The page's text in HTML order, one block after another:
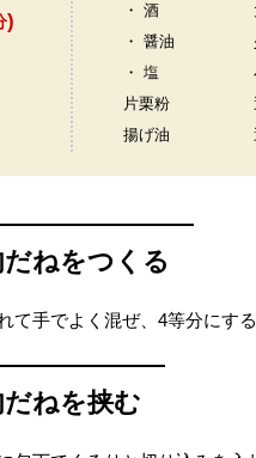
)
・ 酒
・ 醤油
・ 塩
片栗粉
揚げ油
ねをつくる
て手でよく混ぜ、4等分にする
ねを挟む